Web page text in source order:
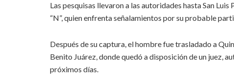
Las pesquisas llevaron a las autoridades hasta San
“N”, quien enfrenta señalamientos por su probable
Después de su captura, el hombre fue trasladado a
Benito Juárez, donde quedó a disposición de un juez,
próximos días.